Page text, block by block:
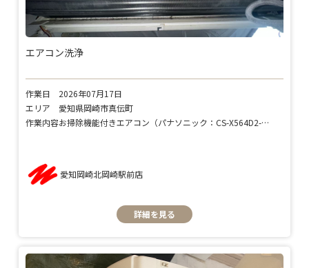
エアコン洗浄
作業日
2026年07月17日
エリア
愛知県岡崎市真伝町
作業内容
お掃除機能付きエアコン（パナソニック：CS-X564D2-W）
愛知岡崎北岡崎駅前店
詳細を見る